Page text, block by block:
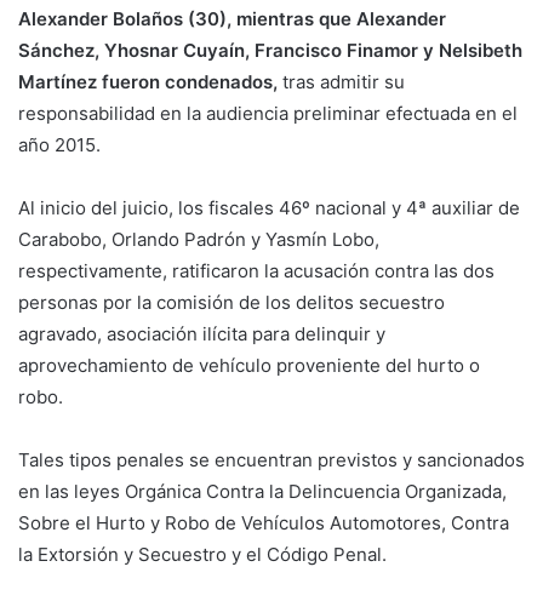
Alexander Bolaños (30), mientras que Alexander
Sánchez, Yhosnar Cuyaín, Francisco Finamor y Nelsibeth
Martínez fueron condenados, tras admitir su
responsabilidad en la audiencia preliminar efectuada en el
año 2015.
Al inicio del juicio, los fiscales 46º nacional y 4ª auxiliar de
Carabobo, Orlando Padrón y Yasmín Lobo,
respectivamente, ratificaron la acusación contra las dos
personas por la comisión de los delitos secuestro
agravado, asociación ilícita para delinquir y
aprovechamiento de vehículo proveniente del hurto o
robo.
Tales tipos penales se encuentran previstos y sancionados
en las leyes Orgánica Contra la Delincuencia Organizada,
Sobre el Hurto y Robo de Vehículos Automotores, Contra
la Extorsión y Secuestro y el Código Penal.